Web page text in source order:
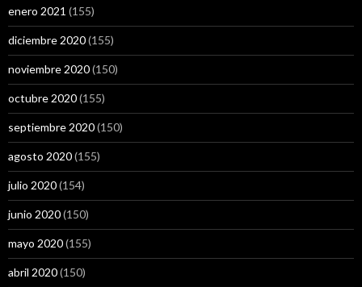
enero 2021 (155)
diciembre 2020(155)
noviembre 2020(150)
octubre 2020(155)
septiembre 2020(150)
agosto 2020(155)
julio 2020(154)
junio 2020(150)
mayo 2020(155)
abril 2020(150)